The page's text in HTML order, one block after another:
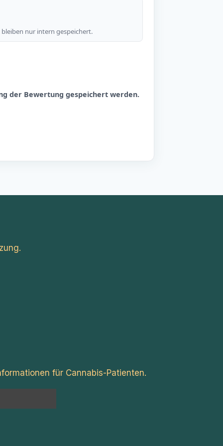
nur intern gespeichert.
der Bewertung gespeichert werden.
für Cannabis-Patienten.